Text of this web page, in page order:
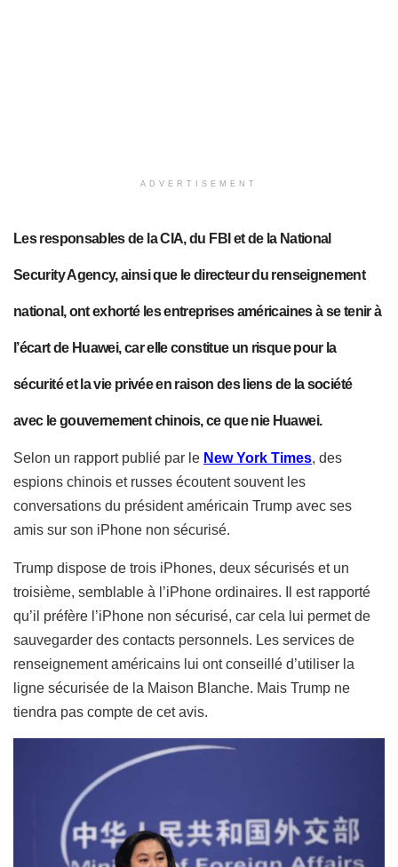
ADVERTISEMENT
Les responsables de la CIA, du FBI et de la National
Security Agency, ainsi que le directeur du renseignement
national, ont exhorté les entreprises américaines à se tenir à
l’écart de Huawei, car elle constitue un risque pour la
sécurité et la vie privée en raison des liens de la société
avec le gouvernement chinois, ce que nie Huawei.
Selon un rapport publié par le New York Times, des
espions chinois et russes écoutent souvent les
conversations du président américain Trump avec ses
amis sur son iPhone non sécurisé.
Trump dispose de trois iPhones, deux sécurisés et un
troisième, semblable à l’iPhone ordinaires. Il est rapporté
qu’il préfère l’iPhone non sécurisé, car cela lui permet de
sauvegarder des contacts personnels. Les services de
renseignement américains lui ont conseillé d’utiliser la
ligne sécurisée de la Maison Blanche. Mais Trump ne
tiendra pas compte de cet avis.